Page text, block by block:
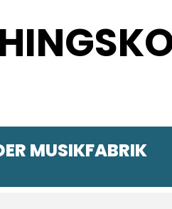
MUSIKFABRIK